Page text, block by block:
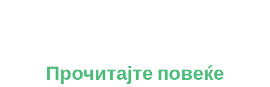
Прочитајте повеќе